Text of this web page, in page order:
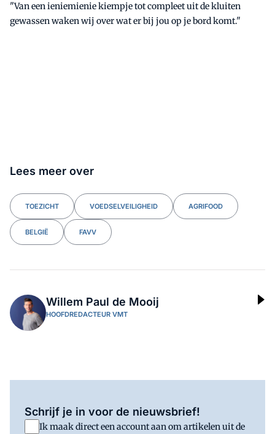
"Van een ieniemienie kiempje tot compleet uit de kluiten
gewassen waken wij over wat er bij jou op je bord komt."
Lees meer over
TOEZICHT VOEDSELVEILIGHEID AGRIFOOD
BELGIË FAVV
Willem Paul de Mooij
HOOFDREDACTEUR VMT
Schrijf je in voor de nieuwsbrief!
Ik maak direct een account aan om artikelen uit de